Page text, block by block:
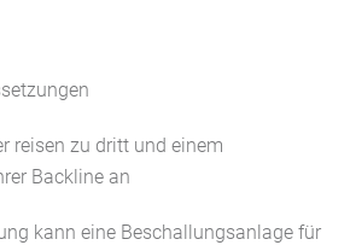
reisen zu dritt und einem
Backline an
kann eine Beschallungsanlage für